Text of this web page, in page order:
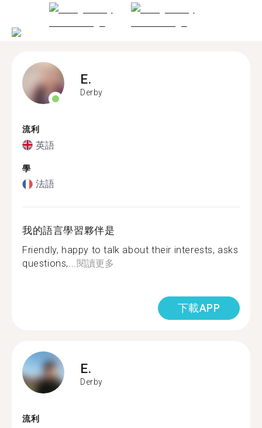
E.
Derby
流利
英語
學
法語
我的語言學習夥伴是
Friendly, happy to talk about their interests, asks
questions,...閱讀更多
下載APP
E.
Derby
流利